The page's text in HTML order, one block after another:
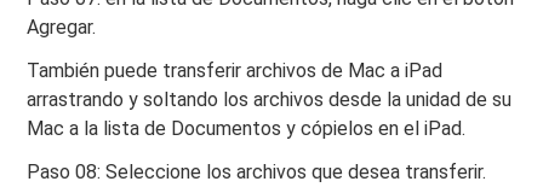
Agregar.
También puede transferir archivos de Mac a iPad
arrastrando y soltando los archivos desde la unidad de su
Mac a la lista de Documentos y cópielos en el iPad.
Paso 08: Seleccione los archivos que desea transferir.